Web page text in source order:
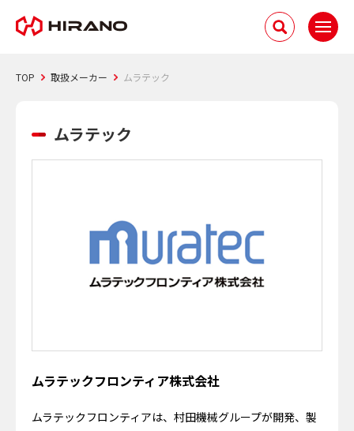
TOP 取扱メーカー ムラテック
ムラテック
ムラテックフロンティア株式会社
ムラテックフロンティアは、村田機械グループが開発、製